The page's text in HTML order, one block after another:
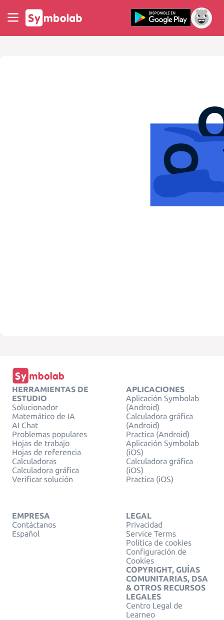
HERRAMIENTAS DE
ESTUDIO
Solucionador
Matemático de IA
AI Chat
Problemas populares
Hojas de trabajo
Hojas de referencia
Calculadoras
Calculadora gráfica
Verificar solución
APLICACIONES
Aplicación Symbolab
(Android)
Calculadora gráfica
(Android)
Practica (Android)
Aplicación Symbolab
(iOS)
Calculadora gráfica
(iOS)
Practica (iOS)
EMPRESA
Contáctanos
Español
LEGAL
Privacidad
Service Terms
Política de cookies
Configuración de
Cookies
COPYRIGHT, GUÍAS
COMUNITARIAS, DSA
& OTROS RECURSOS
LEGALES
Centro Legal de
Learneo